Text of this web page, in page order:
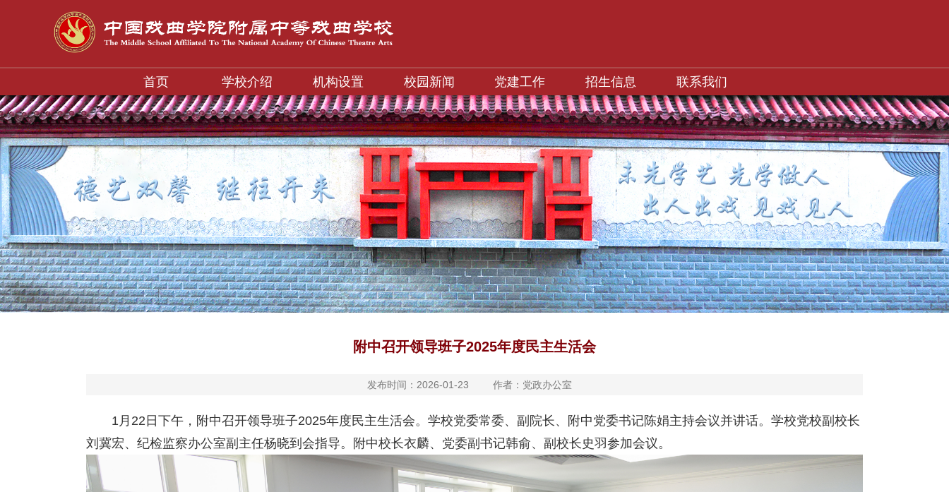
首页 学校介绍 机构设置 校园新闻 党建工作 招生信息 联系我们
附中召开领导班子2025年度民主生活会
发布时间：2026-01-23 作者：党政办公室
1月22日下午，附中召开领导班子2025年度民主生活会。学校党委常委、副院长、附中党委书记陈娟主持会议并讲话。学校党校副校长
刘冀宏、纪检监察办公室副主任杨晓到会指导。附中校长衣麟、党委副书记韩俞、副校长史羽参加会议。